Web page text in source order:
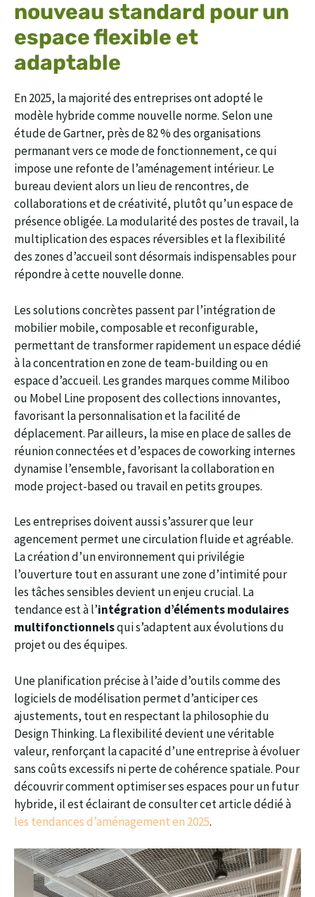
nouveau standard pour un
espace flexible et
adaptable
En 2025, la majorité des entreprises ont adopté le
modèle hybride comme nouvelle norme. Selon une
étude de Gartner, près de 82 % des organisations
permanant vers ce mode de fonctionnement, ce qui
impose une refonte de l’aménagement intérieur. Le
bureau devient alors un lieu de rencontres, de
collaborations et de créativité, plutôt qu’un espace de
présence obligée. La modularité des postes de travail, la
multiplication des espaces réversibles et la flexibilité
des zones d’accueil sont désormais indispensables pour
répondre à cette nouvelle donne.
Les solutions concrètes passent par l’intégration de
mobilier mobile, composable et reconfigurable,
permettant de transformer rapidement un espace dédié
à la concentration en zone de team-building ou en
espace d’accueil. Les grandes marques comme Miliboo
ou Mobel Line proposent des collections innovantes,
favorisant la personnalisation et la facilité de
déplacement. Par ailleurs, la mise en place de salles de
réunion connectées et d’espaces de coworking internes
dynamise l’ensemble, favorisant la collaboration en
mode project-based ou travail en petits groupes.
Les entreprises doivent aussi s’assurer que leur
agencement permet une circulation fluide et agréable.
La création d’un environnement qui privilégie
l’ouverture tout en assurant une zone d’intimité pour
les tâches sensibles devient un enjeu crucial. La
tendance est à l’intégration d’éléments modulaires
multifonctionnelsqui s’adaptent aux évolutions du
projet ou des équipes.
Une planification précise à l’aide d’outils comme des
logiciels de modélisation permet d’anticiper ces
ajustements, tout en respectant la philosophie du
Design Thinking. La flexibilité devient une véritable
valeur, renforçant la capacité d’une entreprise à évoluer
sans coûts excessifs ni perte de cohérence spatiale. Pour
découvrir comment optimiser ses espaces pour un futur
hybride, il est éclairant de consulter cet article dédié à
les tendances d’aménagement en 2025.